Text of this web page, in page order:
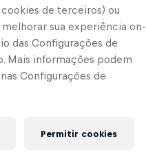
de terceiros) ou
sua experiência on-
das Configurações de
Mais informações podem
Configurações de
Permitir cookies